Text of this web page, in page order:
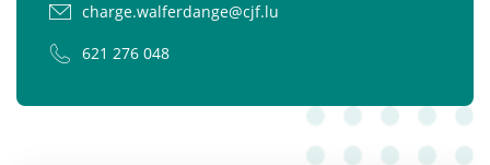
charge.walferdange@cjf.lu
621 276 048